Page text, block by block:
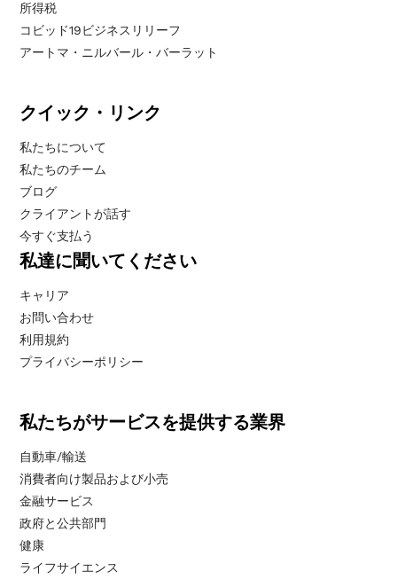
所得税
コビッド19ビジネスリリーフ
アートマ・ニルバール・バーラット
クイック・リンク
私たちについて
私たちのチーム
ブログ
クライアントが話す
今すぐ支払う
私達に聞いてください
キャリア
お問い合わせ
利用規約
プライバシーポリシー
私たちがサービスを提供する業界
自動車/輸送
消費者向け製品および小売
金融サービス
政府と公共部門
健康
ライフサイエンス